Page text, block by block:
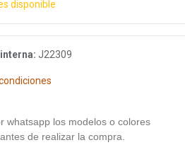
disponible
J22309
whatsapp los modelos o colores
de realizar la compra.